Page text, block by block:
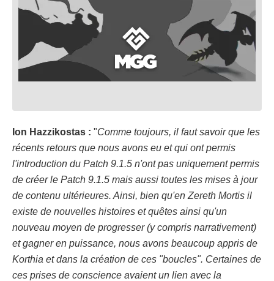
Ion Hazzikostas : "Comme toujours, il faut savoir que les
récents retours que nous avons eu et qui ont permis
l'introduction du Patch 9.1.5 n'ont pas uniquement permis
de créer le Patch 9.1.5 mais aussi toutes les mises à jour
de contenu ultérieures. Ainsi, bien qu'en Zereth Mortis il
existe de nouvelles histoires et quêtes ainsi qu'un
nouveau moyen de progresser (y compris narrativement)
et gagner en puissance, nous avons beaucoup appris de
Korthia et dans la création de ces "boucles". Certaines de
ces prises de conscience avaient un lien avec la